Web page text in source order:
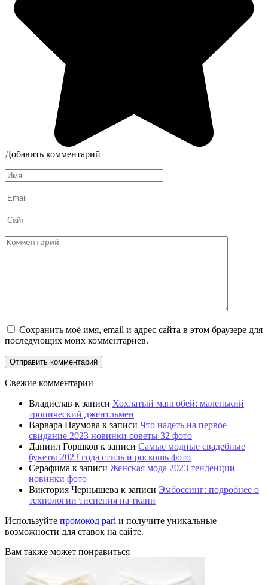
Добавить комментарий
Имя
Email
Сайт
Комментарий
Сохранить моё имя, email и адрес сайта в этом браузере для
последующих моих комментариев.
Свежие комментарии
Владислав к записи Хохлатый мангобей: маленький
тропический джентльмен
Варвара Наумова к записи Что надеть на первое
свидание 2023 новинки советы 32 фото
Даниил Горшков к записи Самые модные свадебные
букеты 2023 года стиль и роскошь фото
Серафима к записи Женская мода 2023 тенденции
новинки фото
Виктория Чернышева к записи Эмбоссинг: подробнее о
технологии тиснения на ткани
Используйте промокод pari и получите уникальные
возможности для ставок на сайте.
Вам также может понравиться